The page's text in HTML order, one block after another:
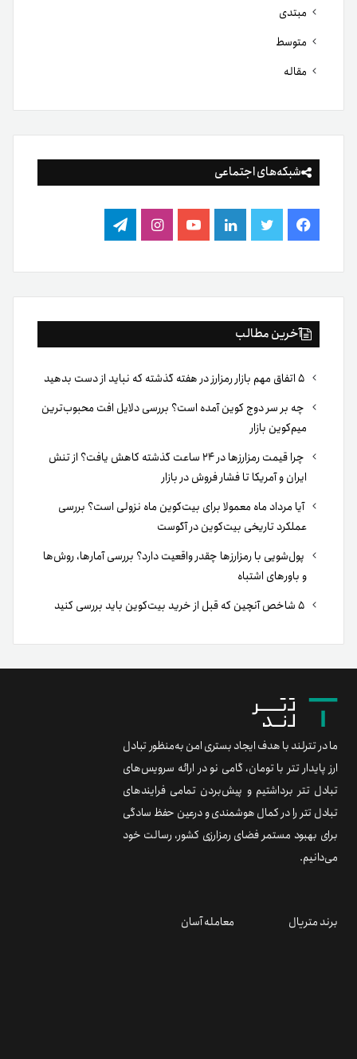
مبتدی
متوسط
مقاله
شبکه‌های اجتماعی
فیس
بوک
توییتر لینکدینیوتیوباینستاگرام
تلگرام
آخرین مطالب
چه بر سر دوج کوین آمده است؟ بررسی دلایل افت محبوب‌ترین
میم‌کوین بازار
چرا قیمت رمزارزها در ۲۴ ساعت گذشته کاهش یافت؟ از تنش
ایران و آمریکا تا فشار فروش در بازار
آیا مرداد ماه معمولا برای بیت‌کوین ماه نزولی است؟ بررسی
عملکرد تاریخی بیت‌کوین در آگوست
پول‌شویی با رمزارزها چقدر واقعیت دارد؟ بررسی آمارها، روش‌ها
و باورهای اشتباه
ما در تترلند با هدف ایجاد بستری امن به‌منظور تبادل
ارز پایدار تتر با تومان، گامی نو در ارائه سرویس‌های
تبادل تتر برداشتیم و پیش‌بردن تمامی فرایندهای
تبادل تتر را در کمال هوشمندی و درعین حفظ سادگی
برای بهبود مستمر فضای رمزارزی کشور، رسالت خود
می‌دانیم.
برند متریال معامله آسان